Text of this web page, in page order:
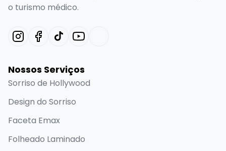
o turismo médico.
Nossos Serviços
Sorriso de Hollywood
Design do Sorriso
Faceta Emax
Folheado Laminado